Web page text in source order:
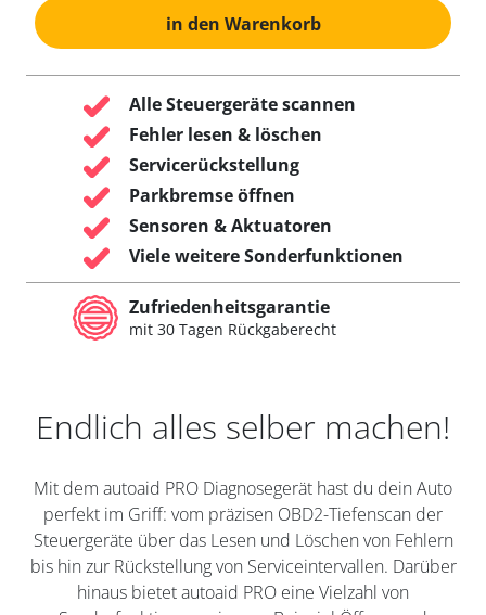
in den Warenkorb
Alle Steuergeräte scannen
Fehler lesen & löschen
Servicerückstellung
Parkbremse öffnen
Sensoren & Aktuatoren
Viele weitere Sonderfunktionen
Zufriedenheitsgarantie
mit 30 Tagen Rückgaberecht
Endlich alles selber machen!
Mit dem autoaid PRO Diagnosegerät hast du dein Auto
perfekt im Griff: vom präzisen OBD2-Tiefenscan der
Steuergeräte über das Lesen und Löschen von Fehlern
bis hin zur Rückstellung von Serviceintervallen. Darüber
hinaus bietet autoaid PRO eine Vielzahl von